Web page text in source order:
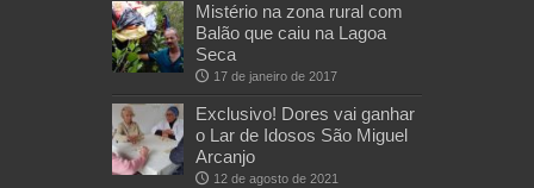
Mistério na zona rural com
Balão que caiu na Lagoa
Seca
17 de janeiro de 2017
Exclusivo! Dores vai ganhar
o Lar de Idosos São Miguel
Arcanjo
12 de agosto de 2021